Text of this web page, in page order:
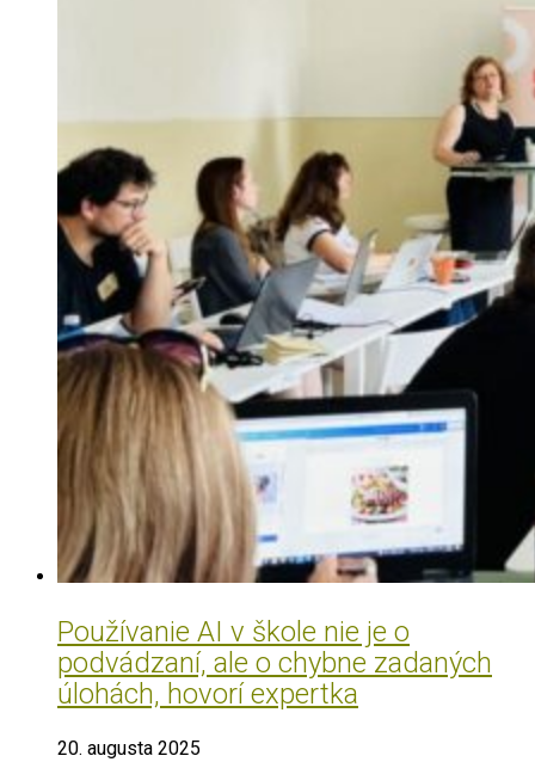
Používanie AI v škole nie je o
podvádzaní, ale o chybne zadaných
úlohách, hovorí expertka
20. augusta 2025